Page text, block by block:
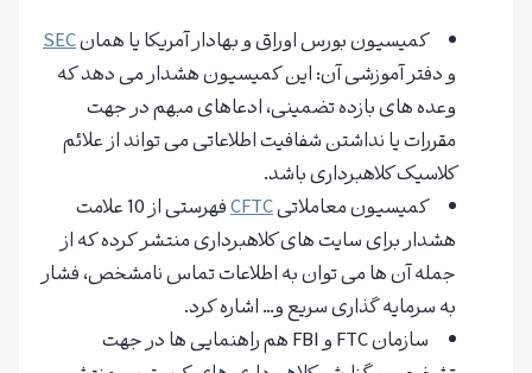
کمیسیون بورس اوراق و بهادار آمریکا یا همانSEC
و دفتر آموزشی آن: این کمیسیون هشدار می دهد که
وعده های بازده تضمینی، ادعاهای مبهم در جهت
مقررات یا نداشتن شفافیت اطلاعاتی می تواند از علائم
کلاسیک کلاهبرداری باشد.
کمیسیون معاملاتیCFTC
فهرستی از 10 علامت
هشدار برای سایت های کلاهبرداری منتشر کرده که از
جمله آن ها می توان به اطلاعات تماس نامشخص، فشار
به سرمایه گذاری سریع و… اشاره کرد.
سازمان FTC و FBI هم راهنمایی ها در جهت